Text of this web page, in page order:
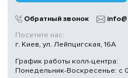
в Киеве
Обратный звонок
Посетите нас:
г. Киев, ул. Лейпцигская, 16А
График работы колл-центра:
Понедельник-Воскресенье: с